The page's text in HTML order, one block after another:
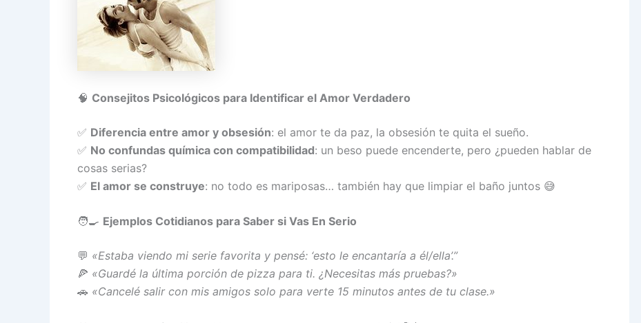
🧠 Consejitos Psicológicos para Identificar el Amor Verdadero
✅ Diferencia entre amor y obsesión: el amor te da paz, la obsesión te quita el sueño.
✅ No confundas química con compatibilidad: un beso puede encenderte, pero ¿pueden hablar de
cosas serias?
✅ El amor se construye: no todo es mariposas… también hay que limpiar el baño juntos 😅
🧑‍🍳 Ejemplos Cotidianos para Saber si Vas En Serio
💬 «Estaba viendo mi serie favorita y pensé: ‘esto le encantaría a él/ella’.”
🍕 «Guardé la última porción de pizza para ti. ¿Necesitas más pruebas?»
🚗 «Cancelé salir con mis amigos solo para verte 15 minutos antes de tu clase.»